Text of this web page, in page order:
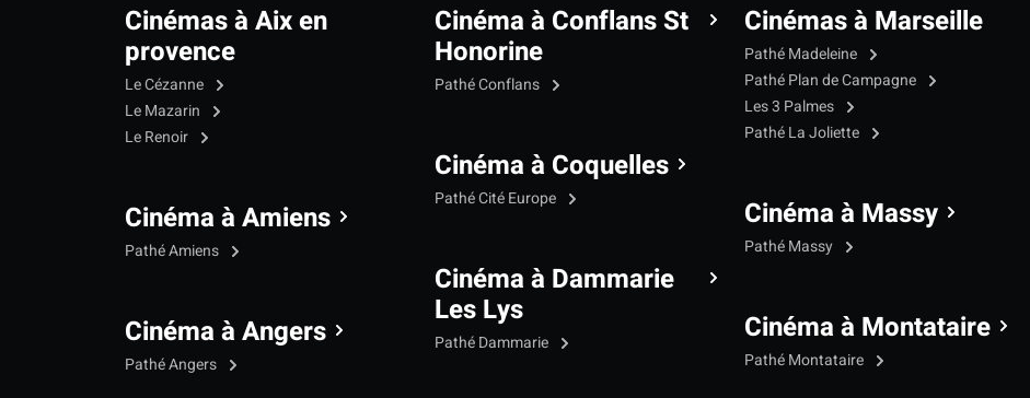
Cinémas à Aix en
provence
Le Cézanne
Le Mazarin
Le Renoir
Cinéma à Amiens
Pathé Amiens
Cinéma à Angers
Pathé Angers
Cinéma à Conflans St
Honorine
Pathé Conflans
Cinéma à Coquelles
Pathé Cité Europe
Cinéma à Dammarie
Les Lys
Pathé Dammarie
Cinémas à Marseille
Pathé Madeleine
Pathé Plan de Campagne
Les 3 Palmes
Pathé La Joliette
Cinéma à Massy
Pathé Massy
Cinéma à Montataire
Pathé Montataire